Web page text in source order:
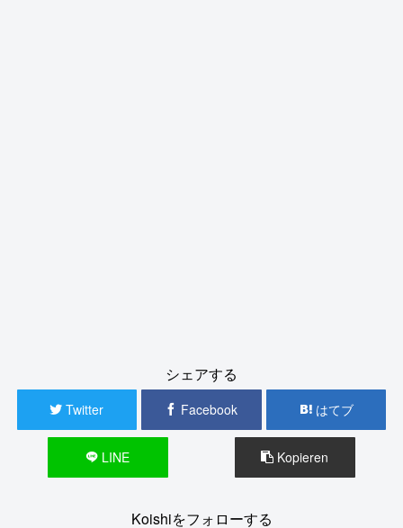
シェアする
Twitter Facebook はてブ
LINE Kopieren
Koishiをフォローする